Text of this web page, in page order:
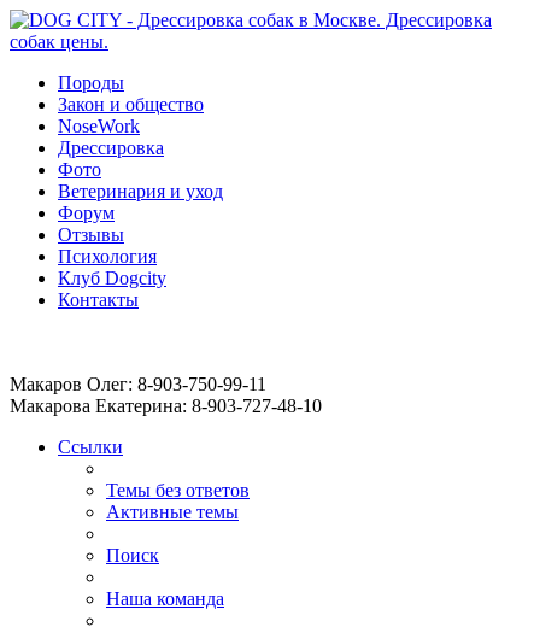
Породы
Закон и общество
NoseWork
Дрессировка
Фото
Ветеринария и уход
Форум
Отзывы
Психология
Клуб Dogcity
Контакты
Макаров Олег: 8-903-750-99-11
Макарова Екатерина: 8-903-727-48-10
Ссылки
Темы без ответов
Активные темы
Поиск
Наша команда